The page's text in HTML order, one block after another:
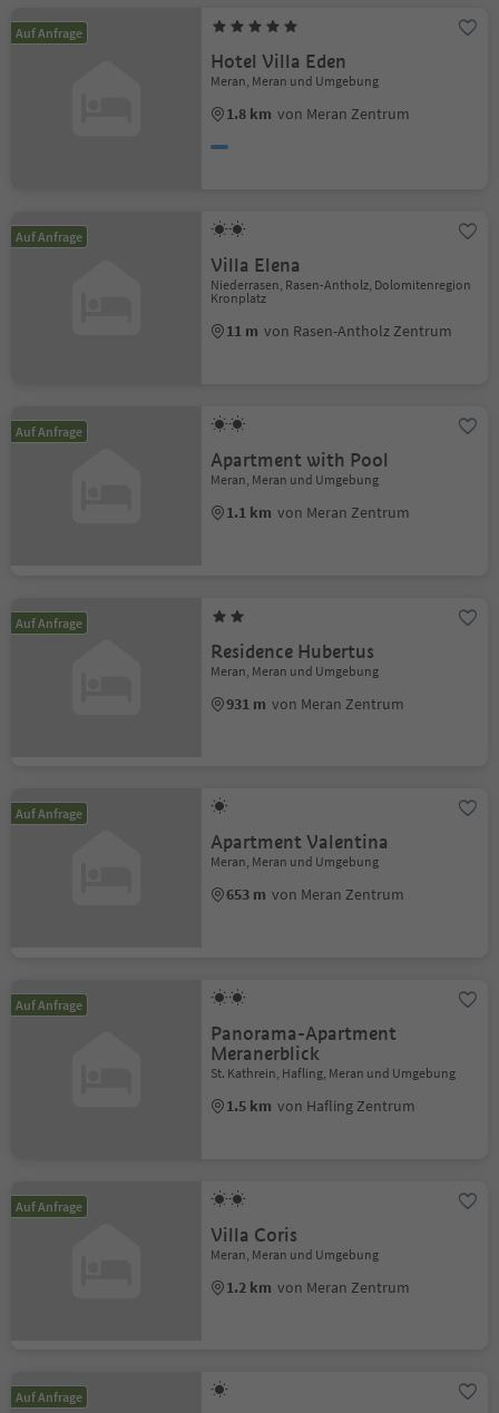
Auf Anfrage
Hotel Villa Eden
Meran, Meran und Umgebung
1.8 km von Meran Zentrum
Auf Anfrage
Villa Elena
Niederrasen, Rasen-Antholz, Dolomitenregion
Kronplatz
11 m von Rasen-Antholz Zentrum
Auf Anfrage
Apartment with Pool
Meran, Meran und Umgebung
1.1 km von Meran Zentrum
Auf Anfrage
Residence Hubertus
Meran, Meran und Umgebung
931 m von Meran Zentrum
Auf Anfrage
Apartment Valentina
Meran, Meran und Umgebung
653 m von Meran Zentrum
Auf Anfrage
Panorama-Apartment
Meranerblick
St. Kathrein, Hafling, Meran und Umgebung
1.5 km von Hafling Zentrum
Auf Anfrage
Villa Coris
Meran, Meran und Umgebung
1.2 km von Meran Zentrum
Auf Anfrage